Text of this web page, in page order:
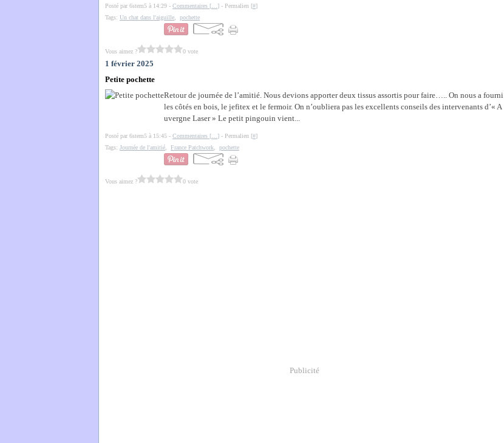
Posté par 6stem5 à 14:29 - Commentaires [ ] - Permalien [#]
Tags: Un chat dans l'aiguille pochette
Vous aimez ? 0 vote
1 février 2025
Petite pochette
Retour de journée de l’amitié. Nous devions apporter deux tissus assortis pour faire….. On nous a fourni
les côtés en bois, le jefitex et le fermoir. On n’oubliera pas les excellents conseils des intervenants d’« A
uvergne Laser » Le petit pingouin vient...
Posté par 6stem5 à 15:45 - Commentaires [ ] - Permalien [#]
Tags: Journée de l'amitié France Patchwork pochette
Vous aimez ? 0 vote
Publicité